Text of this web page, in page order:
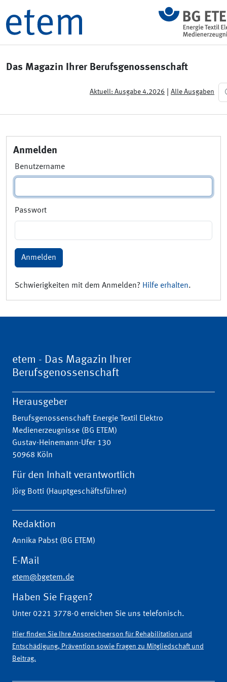
Das Magazin Ihrer Berufsgenossenschaft
Aktuell: Ausgabe 4.2026 Alle Ausgaben
Anmelden
Benutzername
Passwort
Anmelden
Schwierigkeiten mit dem Anmelden? Hilfe erhalten.
etem - Das Magazin Ihrer
Berufsgenossenschaft
Herausgeber
Berufsgenossenschaft Energie Textil Elektro
Medienerzeugnisse (BG ETEM)
Gustav-Heinemann-Ufer 130
50968 Köln
Für den Inhalt verantwortlich
Jörg Botti (Hauptgeschäftsführer)
Redaktion
Annika Pabst (BG ETEM)
E-Mail
etem@bgetem.de
Haben Sie Fragen?
Unter 0221 3778-0 erreichen Sie uns telefonisch.
Hier finden Sie Ihre Ansprechperson für Rehabilitation und
Entschädigung, Prävention sowie Fragen zu Mitgliedschaft und
Beitrag.